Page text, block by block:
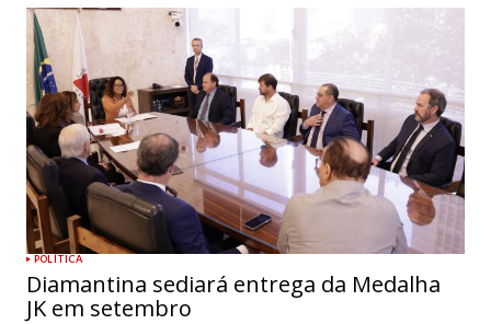
POLÍTICA
Diamantina sediará entrega da Medalha
JK em setembro